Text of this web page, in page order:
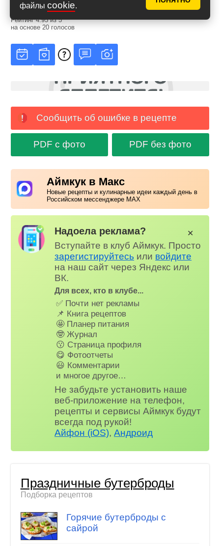
файлы cookie.
Рейтинг4.95из5
на основе20 голосов
Сообщить об ошибке в рецепте
PDF с фото PDF без фото
Аймкук в Макс
Новые рецепты и кулинарные идеи каждый день в
Российском мессенджере MAX
Надоела реклама?
Вступайте в клуб Аймкук. Просто
зарегистируйтесь или войдите
на наш сайт через Яндекс или
ВК.
Для всех, кто в клубе...
✅ Почти нет рекламы
📌 Книга рецептов
🤩 Планер питания
🤓 Журнал
😗 Страница профиля
😋 Фотоотчеты
😃 Комментарии
и многое другое…
Не забудьте установить наше
веб-приложение на телефон,
рецепты и сервисы Аймкук будут
всегда под рукой!
Айфон (iOS),Андроид
✕
Праздничные бутерброды
Подборка рецептов
Горячие бутерброды с
сайрой